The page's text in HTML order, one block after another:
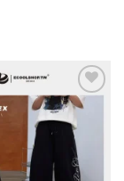
Add to